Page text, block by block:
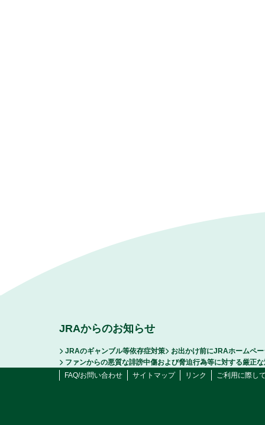
JRAからのお知らせ
JRAのギャンブル等依存症対策
お出かけ前にJRAホームペ
ファンからの悪質な誹謗中傷および脅迫行為等に対する厳正
FAQ/お問い合わせ
サイトマップ リンク ご利用に際し